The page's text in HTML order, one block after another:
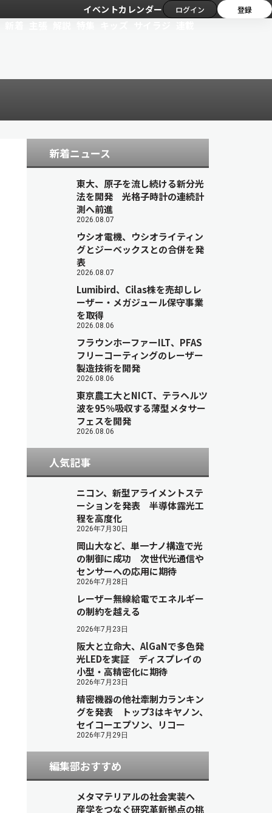
イベントカレンダー ログイン 登録
新着ニュース
東大、原子を流し続ける新分光
法を開発 光格子時計の連続計
測へ前進
2026.08.07
ウシオ電機、ウシオライティン
グとジーベックスとの合併を発
表
2026.08.07
Lumibird、Cilas株を売却しレ
ーザー・メガジュール保守事業
を取得
2026.08.06
フラウンホーファーILT、PFAS
フリーコーティングのレーザー
製造技術を開発
2026.08.06
東京農工大とNICT、テラヘルツ
波を95％吸収する薄型メタサー
フェスを開発
2026.08.06
人気記事
ニコン、新型アライメントステ
ーションを発表 半導体露光工
程を高度化
2026年7月30日
岡山大など、単一ナノ構造で光
の制御に成功 次世代光通信や
センサーへの応用に期待
2026年7月28日
レーザー無線給電でエネルギー
の制約を越える
2026年7月23日
阪大と立命大、AlGaNで多色発
光LEDを実証 ディスプレイの
小型・高精密化に期待
2026年7月23日
精密機器の他社牽制力ランキン
グを発表 トップ3はキヤノン、
セイコーエプソン、リコー
2026年7月29日
編集部おすすめ
メタマテリアルの社会実装へ
産学をつなぐ研究革新拠点の挑